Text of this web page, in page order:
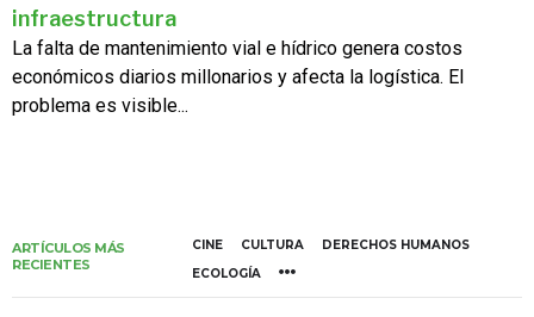
infraestructura
La falta de mantenimiento vial e hídrico genera costos
económicos diarios millonarios y afecta la logística. El
problema es visible...
ARTÍCULOS MÁS
RECIENTES
CINE CULTURA
DERECHOS HUMANOS
ECOLOGÍA